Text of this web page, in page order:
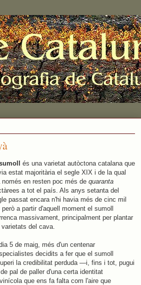
és una varietat autòctona catalana que
estat majoritària el segle XIX i de la qual
només en resten poc més de quaranta
a tot el país. Als anys setanta del
passat encara n'hi havia més de cinc mil
però a partir d'aquell moment el sumoll
massivament, principalment per plantar
varietats del cava.
5 de maig, més d'un centenar
decidits a fer que el sumoll
la credibilitat perduda —i, fins i tot, pugui
pal de paller d'una certa identitat
que ens fa falta com l'aire que